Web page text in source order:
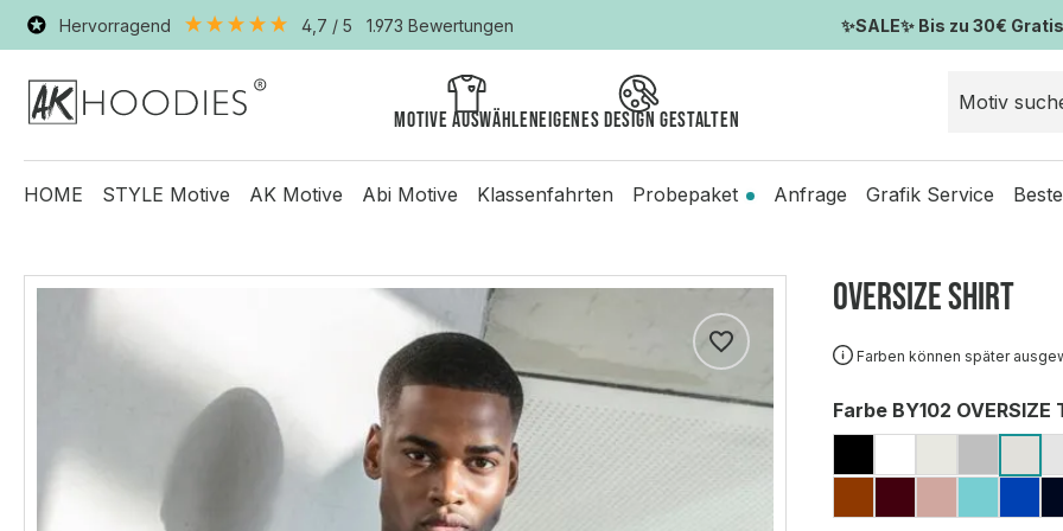
Hervorragend 4,7 / 5 1.973 Bewertungen ✨SALE✨ Bis zu 30€
Motive auswählenEigenes Design gestalten
HOME STYLE Motive AK Motive Abi Motive Klassenfahrten Probepaket Anfrage Grafik Service
Oversize Shirt
Farben können später
Farbe BY102 OVERSIZE
auswählen